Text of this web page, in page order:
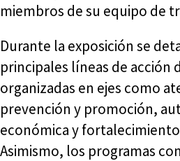
miembros de su equipo de
Durante la exposición se
principales líneas de acción
organizadas en ejes como
prevención y promoción,
económica y
Asimismo, los programas